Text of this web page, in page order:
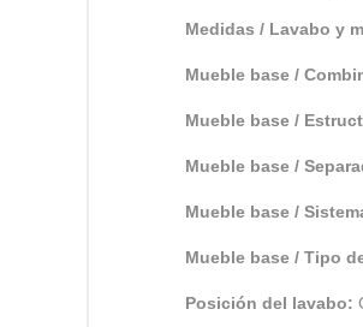
Medidas / Lavabo y
Mueble base /
Mueble base /
Mueble base /
Mueble base /
Mueble base / Tipo
Posición del lavabo: